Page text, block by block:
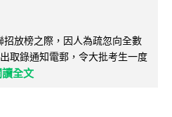
放榜之際，因人為疏忽向全數
取錄通知電郵，令大批考生一度
讀全文